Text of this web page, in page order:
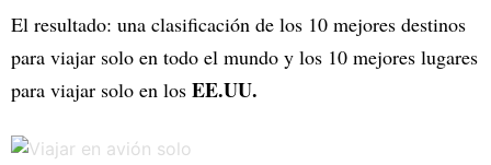
El resultado: una clasificación de los 10 mejores destinos
para viajar solo en todo el mundo y los 10 mejores lugares
para viajar solo en los EE.UU.